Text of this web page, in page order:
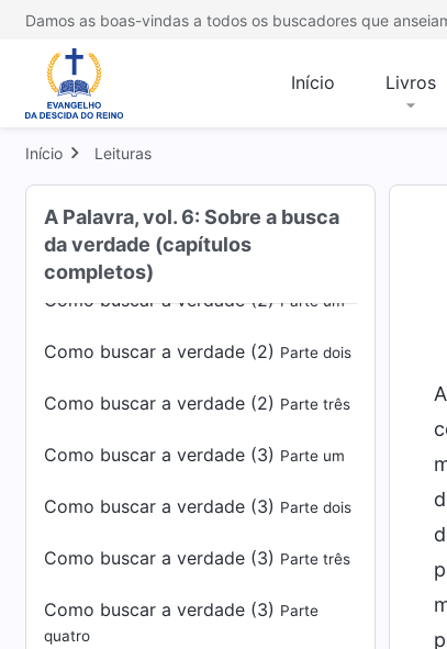
Damos as boas-vindas a todos os buscadores que
Início Livros
Início Leituras
A Palavra, vol. 6: Sobre a busca
da verdade (capítulos
completos)
verdade(Parte dois)
Por que o homem deve buscar a
verdade
Como buscar a verdade (1)
Como buscar a verdade (1)
Como buscar a verdade (2)Parte um
Como buscar a verdade (2) Parte dois
Como buscar a verdade (2) Parte três
Como buscar a verdade (3) Parte um
Como buscar a verdade (3) Parte dois
Como buscar a verdade (3) Parte três
Como buscar a verdade (3) Parte
quatro